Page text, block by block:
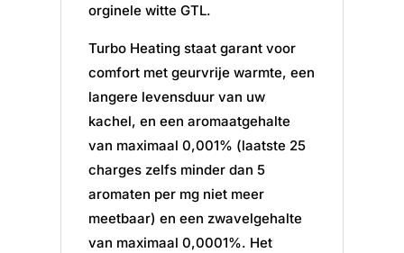
orginele witte GTL.
Turbo Heating staat garant voor
comfort met geurvrije warmte, een
langere levensduur van uw
kachel, en een aromaatgehalte
van maximaal 0,001% (laatste 25
charges zelfs minder dan 5
aromaten per mg niet meer
meetbaar) en een zwavelgehalte
van maximaal 0,0001%. Het